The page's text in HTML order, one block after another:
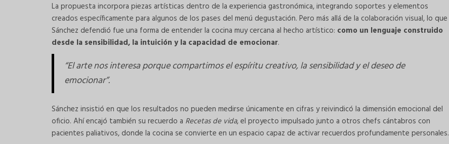
La propuesta incorpora piezas artísticas dentro de la experiencia gastronómica, integrando soportes y elementos
creados específicamente para algunos de los pases del menú degustación. Pero más allá de la colaboración visual, lo que
Sánchez defendió fue una forma de entender la cocina muy cercana al hecho artístico: como un lenguaje construido
desde la sensibilidad, la intuición y la capacidad de emocionar.
“El arte nos interesa porque compartimos el espíritu creativo, la sensibilidad y el deseo de
emocionar”.
Sánchez insistió en que los resultados no pueden medirse únicamente en cifras y reivindicó la dimensión emocional del
oficio. Ahí encajó también su recuerdo a Recetas de vida, el proyecto impulsado junto a otros chefs cántabros con
pacientes paliativos, donde la cocina se convierte en un espacio capaz de activar recuerdos profundamente personales.